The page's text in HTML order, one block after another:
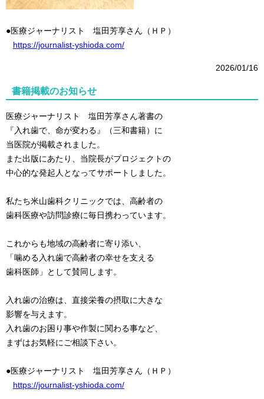
●医療ジャーナリスト 塩田芳享さん（ＨＰ）
https://journalist-yshioda.com/
2026/01/16
書籍掲載のお知らせ
医療ジャーナリスト 塩田芳享さん著書の
『入れ歯で、命が変わる』（三和書籍）に
当医院が掲載されました。
また出版にあたり、当院長がプロジェクトの
中心的な発起人となってサポートしました。
私たち米山歯科クリニックでは、高齢者の
歯科医療や訪問診療に毎日携わっています。
これからも地域の高齢者に寄り添い、
「噛める入れ歯で高齢者の幸せを支える
歯科医師」として賛同します。
入れ歯の治療は、直接栄養の摂取に大きな
影響を与えます。
入れ歯のお困り事や作製に関わる事など、
まずはお気軽にご相談下さい。
●医療ジャーナリスト 塩田芳享さん（ＨＰ）
https://journalist-yshioda.com/